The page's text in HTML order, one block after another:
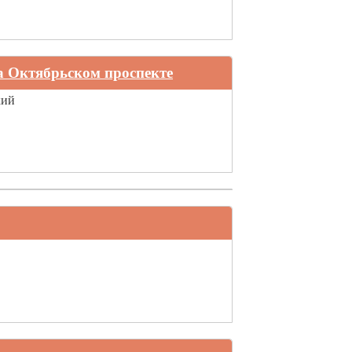
проспекте